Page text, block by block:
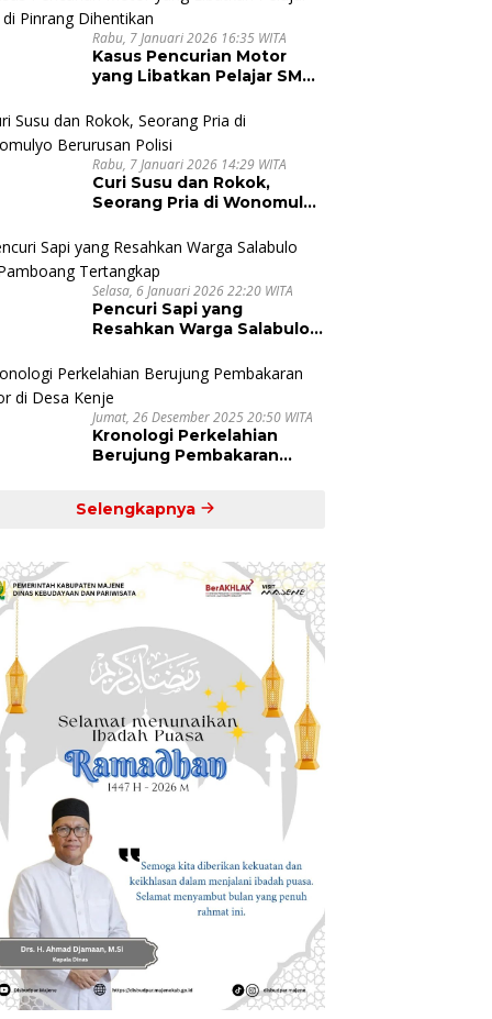
Rabu, 7 Januari 2026 16:35 WITA
Kasus Pencurian Motor
yang Libatkan Pelajar SMA
Rabu, 7 Januari 2026 14:29 WITA
Curi Susu dan Rokok,
Seorang Pria di Wonomulyo
Selasa, 6 Januari 2026 22:20 WITA
Pencuri Sapi yang
Resahkan Warga Salabulo
Jumat, 26 Desember 2025 20:50 WITA
Kronologi Perkelahian
Berujung Pembakaran
Selengkapnya